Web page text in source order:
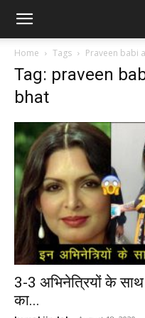
Home Tags Praveen babi
Tag: praveen
bhat
3-3 अभिनेत्रियों के
का...